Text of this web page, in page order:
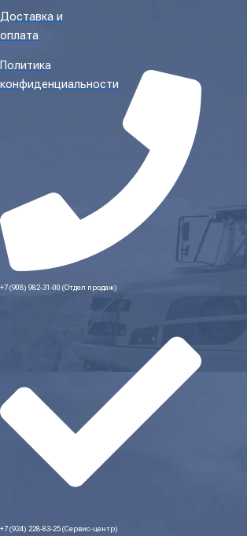
Доставка и
оплата
Политика
конфиденциальности
+7 (908) 982-31-00 (Отдел продаж)
+7 (924) 228-83-25 (Сервис-центр)